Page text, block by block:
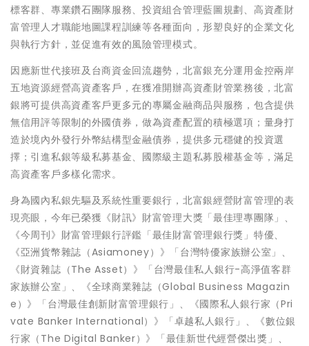
標客群、專業鑽石團隊服務、投資組合管理藍圖規劃、高資產財
富管理人才職能地圖課程訓練等各種面向，形塑良好的企業文化
與執行方針，並促進有效的風險管理模式。
因應新世代接班及台商資金回流趨勢，北富銀充分運用金控兩岸
五地資源經營高資產客戶，在獲准開辦高資產財管業務後，北富
銀將可提供高資產客戶更多元的專屬金融商品與服務，包含提供
無信用評等限制的外國債券，做為資產配置的積極選項；量身打
造於境內外發行外幣結構型金融債券，提供多元穩健的投資選
擇；引進私銀等級私募基金、國際級主題私募股權基金等，滿足
高資產客戶多樣化需求。
身為國內私銀先驅及系統性重要銀行，北富銀經營財富管理的表
現亮眼，今年已榮獲《財訊》財富管理大獎「最佳理專團隊」、
《今周刊》財富管理銀行評鑑「最佳財富管理銀行獎」特優、
《亞洲貨幣雜誌（Asiamoney）》「台灣特優家族辦公室」、
《財資雜誌（The Asset）》「台灣最佳私人銀行-高淨值客群
家族辦公室」、《全球商業雜誌（Global Business Magazin
e）》「台灣最佳創新財富管理銀行」、《國際私人銀行家（Pri
vate Banker International）》「卓越私人銀行」、《數位銀
行家（The Digital Banker）》「最佳新世代經營傑出獎」、